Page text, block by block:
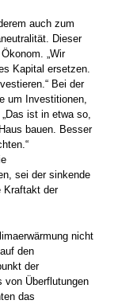
auch zum
Dieser
„Wir
Kapital ersetzen.
Bei der
um Investitionen,
ist in etwa so,
bauen. Besser
sei der sinkende
Kraftakt der
nicht
den
der
von Überflutungen
das